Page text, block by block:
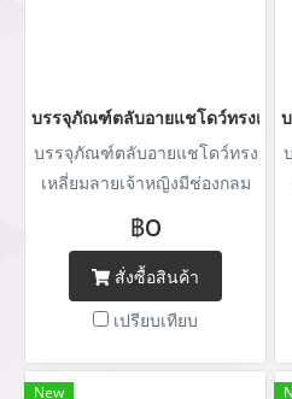
บรรจุภัณฑ์ตลับอายแชโดว์ทรงเหลี่
บรรจุภัณฑ์ตลับอายแชโดว์ทรง
เหลี่ยมลายเจ้าหญิงมีช่องกลม
และช่องเหลี่ยมเนื้อกระเดษ
฿0
สั่งซื้อสินค้า
เปรียบเทียบ
New